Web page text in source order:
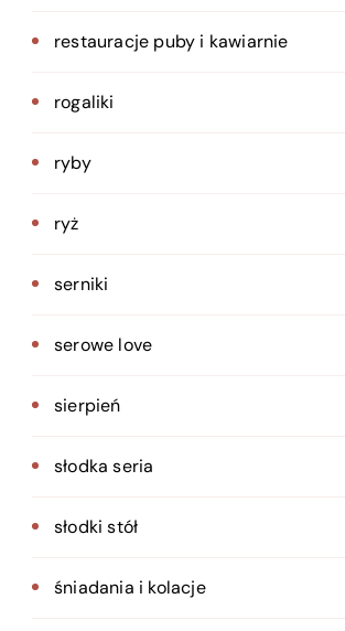
restauracje puby i kawiarnie
rogaliki
ryby
ryż
serniki
serowe love
sierpień
słodka seria
słodki stół
śniadania i kolacje